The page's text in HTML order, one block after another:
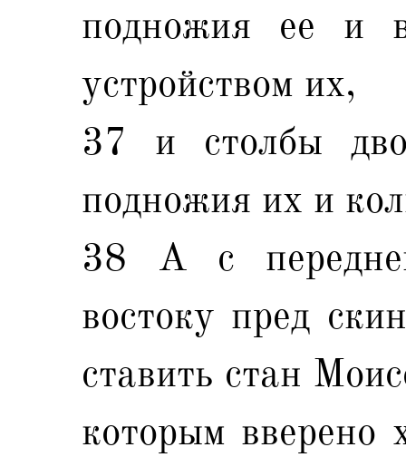
подножия ее и
устройством их,
37 и столбы
подножия их и
38 А с
востоку пред
ставить стан
которым вверено